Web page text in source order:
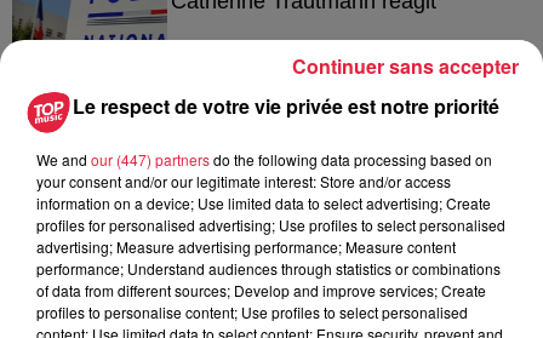
6 août 2026
avec les flamants rouges
Le respect de votre vie privée est notre priorité
We and our (447) partnersdo the following data processing based on
your consent and/or our legitimate interest: Store and/or access
information on a device; Use limited data to select advertising; Create
profiles for personalised advertising; Use profiles to select personalised
advertising; Measure advertising performance; Measure content
performance; Understand audiences through statistics or combinations
of data from different sources; Develop and improve services; Create
profiles to personalise content; Use profiles to select personalised
content; Use limited data to select content; Ensure security, prevent and
Continuer sans accepter